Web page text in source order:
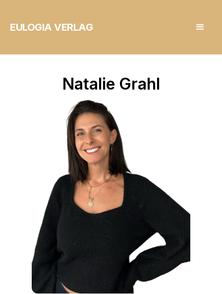
EULOGIA VERLAG
Natalie Grahl